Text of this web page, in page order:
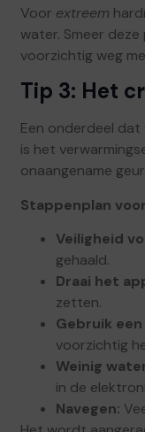
Voor extreem
water. Smeer
voorzichtig weg
Tip 3: Het
Een onderdeel dat
is het
onaangename
Stappenplan
Veiligheid
gehaald.
Draai het
zetten.
Gebruik
voorzichtig
Weinig
in de
Navegen: